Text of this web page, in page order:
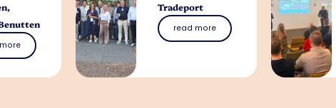
Tradeport
read more